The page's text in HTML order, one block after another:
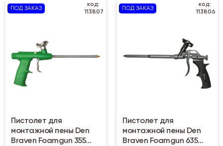
ПОД ЗАКАЗ
код:
113807
Пистолет для
монтажной пены Den
Braven Foamgun 355
ПОД ЗАКАЗ
код:
113806
Пистолет для
монтажной пены Den
Braven Foamgun 635